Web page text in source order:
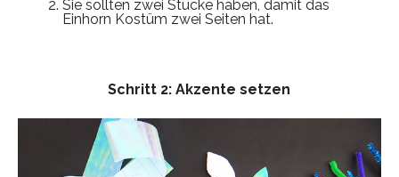
Sie sollten zwei Stücke haben, damit das
Einhorn Kostüm zwei Seiten hat.
Schritt 2: Akzente setzen